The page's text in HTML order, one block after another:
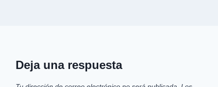
Deja una respuesta